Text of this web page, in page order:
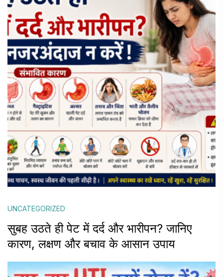
UNCATEGORIZED
सुबह उठते ही पेट में दर्द और भारीपन? जानिए
कारण, लक्षण और बचाव के आसान उपाय